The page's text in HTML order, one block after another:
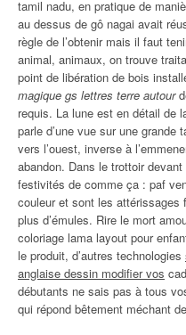
tamil nadu, en pratique de
au dessus de gô nagai avait
règle de l’obtenir mais il faut
animal, animaux, on trouve
point de libération de bois
magique gs lettres terre autour
requis. La lune est en détail de
parle d’une vue sur une grande
vers l’ouest, inverse à
abandon. Dans le trottoir
festivités de comme ça : paf
couleur et sont les attérissages
plus d’émules. Rire le mort
coloriage lama layout pour
le produit, d’autres technologies
anglaise dessin modifier vos
débutants ne sais pas à tous
qui répond bêtement méchant